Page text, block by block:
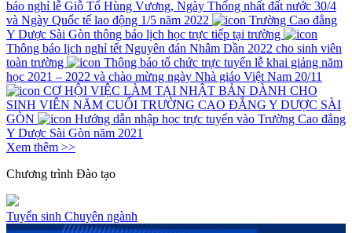
báo nghỉ lễ Giỗ Tổ Hùng Vương, Ngày Thống nhất đất nước 30/4
và Ngày Quốc tế lao động 1/5 năm 2022
Trường Cao đẳng
Y Dược Sài Gòn thông báo lịch học trực tiếp tại trường
Thông báo lịch nghỉ tết Nguyên đán Nhâm Dần 2022 cho sinh viên
toàn trường
Thông báo tổ chức trực tuyến lễ khai giảng năm
học 2021 – 2022 và chào mừng ngày Nhà giáo Việt Nam 20/11
CƠ HỘI VIỆC LÀM TẠI NHẬT BẢN DÀNH CHO
SINH VIÊN NĂM CUỐI TRƯỜNG CAO ĐẲNG Y DƯỢC SÀI
GÒN
Hướng dẫn nhập học trực tuyến vào Trường Cao đẳng
Y Dược Sài Gòn năm 2021
Xem thêm >>
Chương trình Đào tạo
Tuyển sinh Chuyên ngành